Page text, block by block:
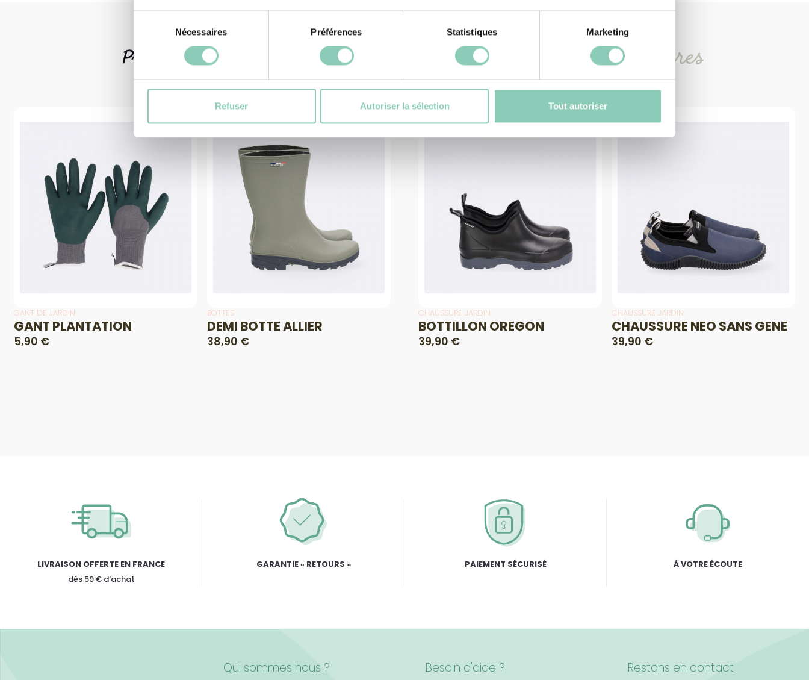
consentement
Nécessaires Préférences Statistiques Marketing
Refuser Autoriser la sélection Tout autoriser
Produits associés
GANT DE JARDIN
GANT PLANTATION
5,90 €
BOTTES
DEMI BOTTE ALLIER
38,90 €
Produits similaires
CHAUSSURE JARDIN
BOTTILLON OREGON
39,90 €
CHAUSSURE JARDIN
CHAUSSURE NEO SANS GENE
39,90 €
LIVRAISON OFFERTE EN FRANCE
dès 59 € d'achat
GARANTIE « RETOURS » PAIEMENT SÉCURISÉ À VOTRE ÉCOUTE
Restons en contact
Qui sommes nous ? Besoin d'aide ?